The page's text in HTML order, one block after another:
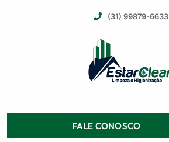
(31) 99879-6633
FALE CONOSCO